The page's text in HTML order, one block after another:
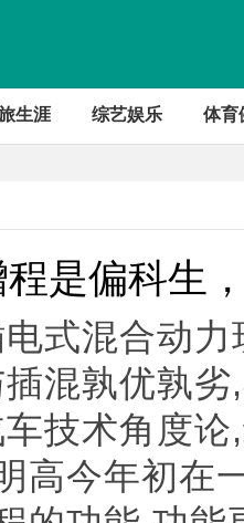
生涯 综艺娱乐 体育
程是偏科生
式混合动
混孰优孰
技术角度
高今年初在